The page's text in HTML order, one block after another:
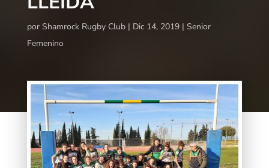
por Shamrock Rugby Club Dic 14, 2019
Senior
Femenino